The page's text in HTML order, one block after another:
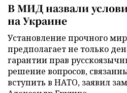
В МИД назвали
на Украине
Установление прочного
предполагает не только
гарантии прав
решение вопросов,
вступить в НАТО, заявил